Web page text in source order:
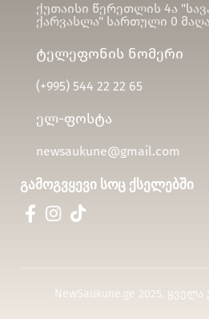
ქუთაისი წერეთლის 4ა
ქარვასლა" სართული 0
ტელეფონის ნომერი
(+995)544 22 22 65
ელ-ფოსტა
newsaukune@gmail.com
გამოგვყევი სოც ქსელებში
NewSaukune.ge 2025.